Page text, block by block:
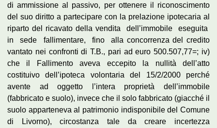
di ammissione al passivo, per ottenere il riconoscimento
del suo diritto a partecipare con la prelazione ipotecaria al
riparto del ricavato della vendita dell’immobile eseguita
in sede fallimentare, fino alla concorrenza del credito
vantato nei confronti di T.B., pari ad euro 500.507,77=; iv)
che il Fallimento aveva eccepito la nullità dell’atto
costituivo dell’ipoteca volontaria del 15/2/2000 perché
avente ad oggetto l’intera proprietà dell’immobile
(fabbricato e suolo), invece che il solo fabbricato (giacché il
suolo apparteneva al patrimonio indisponibile del Comune
di Livorno), circostanza tale da creare incertezza